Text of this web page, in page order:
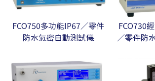
FCO750多功能IP67／零件
防水氣密自動測試儀
FCO730
／零件防